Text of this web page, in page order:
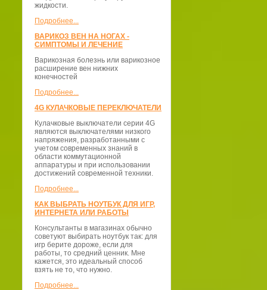
жидкости.
Подробнее...
ВАРИКОЗ ВЕН НА НОГАХ -
СИМПТОМЫ И ЛЕЧЕНИЕ
Варикозная болезнь или варикозное
расширение вен нижних
конечностей
Подробнее...
4G КУЛАЧКОВЫЕ ПЕРЕКЛЮЧАТЕЛИ
Кулачковые выключатели серии 4G
являются выключателями низкого
напряжения, разработанными с
учетом современных знаний в
области коммутационной
аппаратуры и при использовании
достижений современной техники.
Подробнее...
КАК ВЫБРАТЬ НОУТБУК ДЛЯ ИГР,
ИНТЕРНЕТА ИЛИ РАБОТЫ
Консультанты в магазинах обычно
советуют выбирать ноутбук так: для
игр берите дороже, если для
работы, то средний ценник. Мне
кажется, это идеальный способ
взять не то, что нужно.
Подробнее...